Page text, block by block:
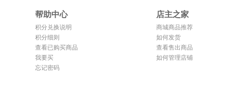
帮助中心
积分兑换说明
积分细则
查看已购买商品
我要买
忘记密码
店主之家
商城商品推荐
如何发货
查看售出商品
如何管理店铺